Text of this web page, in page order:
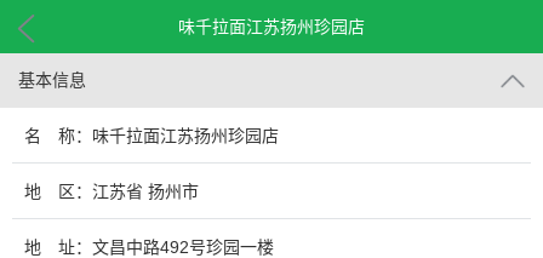
味千拉面江苏扬州珍园店
基本信息
名 称：味千拉面江苏扬州珍园店
地 区：江苏省 扬州市
地 址：文昌中路492号珍园一楼